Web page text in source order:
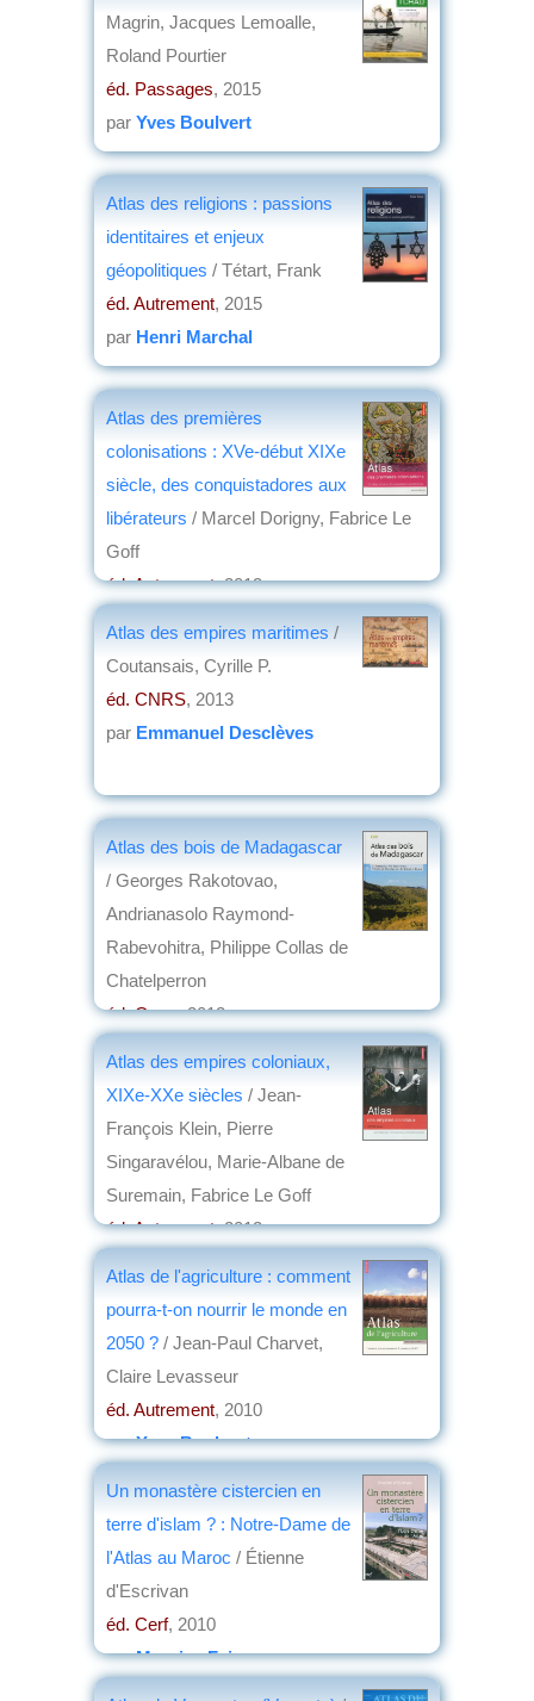
Magrin, Jacques Lemoalle,
Roland Pourtier
éd. Passages, 2015
par Yves Boulvert
Atlas des religions : passions
identitaires et enjeux
géopolitiques / Tétart, Frank
éd. Autrement, 2015
par Henri Marchal
Atlas des premières
colonisations : XVe-début XIXe
siècle, des conquistadores aux
libérateurs / Marcel Dorigny, Fabrice Le
Goff
éd. Autrement, 2013
Atlas des empires maritimes /
Coutansais, Cyrille P.
éd. CNRS, 2013
par Emmanuel Desclèves
Atlas des bois de Madagascar
/ Georges Rakotovao,
Andrianasolo Raymond-
Rabevohitra, Philippe Collas de
Chatelperron
éd. Quae, 2012
Atlas des empires coloniaux,
XIXe-XXe siècles / Jean-
François Klein, Pierre
Singaravélou, Marie-Albane de
Suremain, Fabrice Le Goff
éd. Autrement, 2012
Atlas de l'agriculture : comment
pourra-t-on nourrir le monde en
2050 ? / Jean-Paul Charvet,
Claire Levasseur
éd. Autrement, 2010
parYves Boulvert
Un monastère cistercien en
terre d'islam ? : Notre-Dame de
l'Atlas au Maroc / Étienne
d'Escrivan
éd. Cerf, 2010
parMaurice Faivre